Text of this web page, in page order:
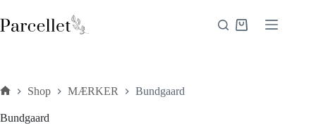
til
indhold
Indkøbskurv
Shop MÆRKER Bundgaard
Bundgaard